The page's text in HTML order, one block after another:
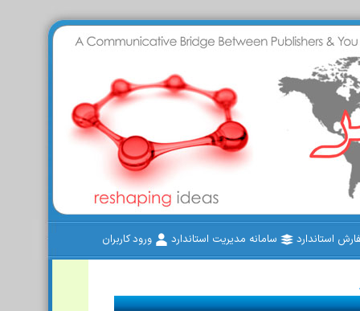
استاندارد سامانه مدیریت استاندارد ورود کاربران